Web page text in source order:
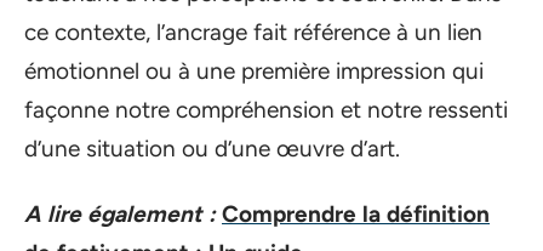
ce contexte, l’ancrage fait référence à un lien
émotionnel ou à une première impression qui
façonne notre compréhension et notre ressenti
d’une situation ou d’une œuvre d’art.
A lire également : Comprendre la définition